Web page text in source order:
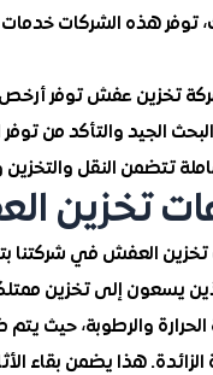
توفر هذه الشركات خدمات
شركة تخزين عفش توفر
الجيد والتأكد من توفر
تتضمن النقل
تخزين
العفش في شركتنا
يسعون إلى تخزين
والرطوبة، حيث
الزائدة. هذا يضمن بقاء